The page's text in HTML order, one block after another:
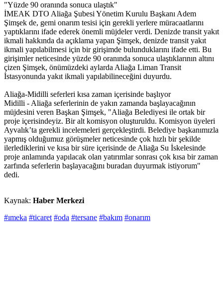
"Yüzde 90 oranında sonuca ulaştık"
İMEAK DTO Aliağa Şubesi Yönetim Kurulu Başkanı Adem
Şimşek de, gemi onarım tesisi için gerekli yerlere müracaatlarını
yaptıklarını ifade ederek önemli müjdeler verdi. Denizde transit yakıt
ikmali hakkında da açıklama yapan Şimşek, denizde transit yakıt
ikmali yapılabilmesi için bir girişimde bulunduklarını ifade etti. Bu
girişimler neticesinde yüzde 90 oranında sonuca ulaştıklarının altını
çizen Şimşek, önümüzdeki aylarda Aliağa Liman Transit
İstasyonunda yakıt ikmali yapılabilineceğini duyurdu.
Aliağa-Midilli seferleri kısa zaman içerisinde başlıyor
Midilli - Aliağa seferlerinin de yakın zamanda başlayacağının
müjdesini veren Başkan Şimşek, "Aliağa Belediyesi ile ortak bir
proje içerisindeyiz. Bir alt komisyon oluşturuldu. Komisyon üyeleri
Ayvalık’ta gerekli incelemeleri gerçekleştirdi. Belediye başkanımızla
yapmış olduğumuz görüşmeler neticesinde çok hızlı bir şekilde
ilerlediklerini ve kısa bir süre içerisinde de Aliağa Su İskelesinde
proje anlamında yapılacak olan yatırımlar sonrası çok kısa bir zaman
zarfında seferlerin başlayacağını buradan duyurmak istiyorum"
dedi.
Kaynak: Haber Merkezi
#ımeka #ticaret #oda #tersane #bakım #onarım